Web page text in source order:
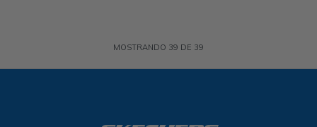
MOSTRANDO 39 DE 39